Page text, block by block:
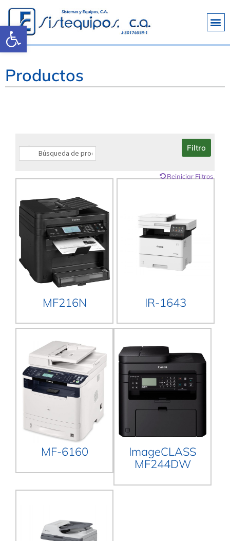
Abrir barra de herramientas
Productos
Filtro
Reiniciar Filtros
MF216N IR-1643
MF-6160
ImageCLASS
MF244DW